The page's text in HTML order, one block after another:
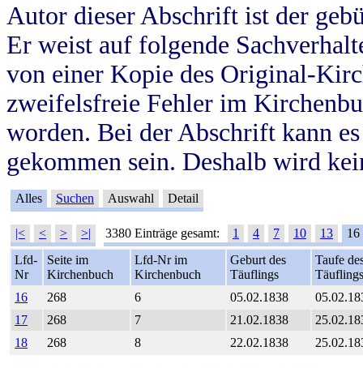
Autor dieser Abschrift ist der
Er weist auf folgende
von einer Kopie des Original-
zweifelsfreie Fehler im
worden. Bei der Abschrift kann
gekommen sein. Deshalb wird
Alles Suchen Auswahl Detail
|< < > >| 3380 Einträge gesamt: 1 4 7 10 13
16
Lfd-
Nr
Seite im
Kirchenbuch
Lfd-Nr im
Kirchenbuch
Geburt des
Täuflings
Taufe
Täuflings
16
268 6 05.02.1838
17
268 7 21.02.1838
18
268 8 22.02.1838